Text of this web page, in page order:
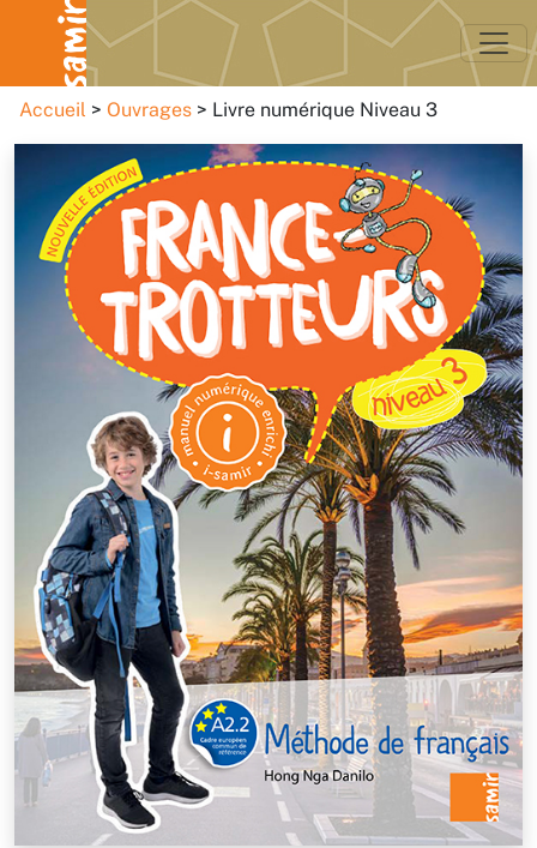
Accueil Ouvrages Livre numérique Niveau 3